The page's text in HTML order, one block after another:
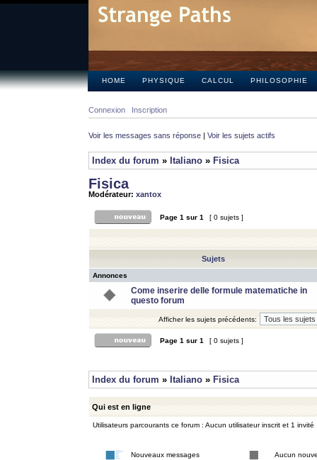
HOME PHYSIQUE CALCUL PHILOSOPHIE
Connexion Inscription
Voir les messages sans réponse | Voir les sujets actifs
Index du forum » Italiano » Fisica
Fisica
Modérateur: xantox
Page 1 sur 1 [ 0 sujets ]
Sujets
Annonces
Come inserire delle formule matematiche in
questo forum
Afficher les sujets précédents:
Page 1 sur 1 [ 0 sujets ]
Index du forum » Italiano » Fisica
Qui est en ligne
Utilisateurs parcourants ce forum : Aucun utilisateur inscrit et 1 invité
Nouveaux messages Aucun